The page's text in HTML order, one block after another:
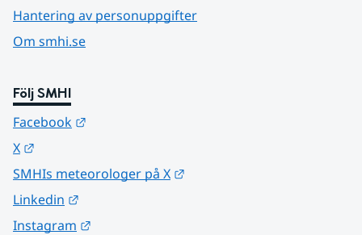
Hantering av personuppgifter
Om smhi.se
Följ SMHI
Facebook
X
SMHIs meteorologer på X
Linkedin
Instagram